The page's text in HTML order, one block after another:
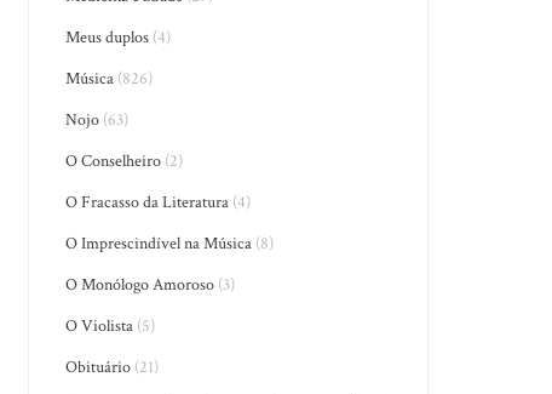
Meus duplos (4)
Música (826)
Nojo (63)
O Conselheiro (2)
O Fracasso da Literatura (4)
O Imprescindível na Música (8)
O Monólogo Amoroso (3)
O Violista (5)
Obituário (21)